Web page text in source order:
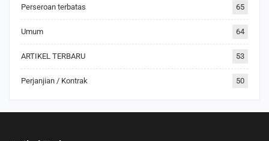
Perseroan terbatas 65
Umum 64
ARTIKEL TERBARU 53
Perjanjian / Kontrak 50